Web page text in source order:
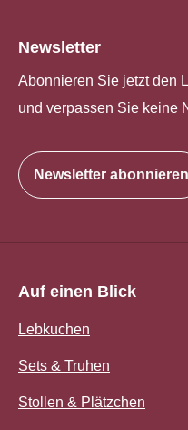
Newsletter
Abonnieren Sie jetzt den
und verpassen Sie keine
Newsletter abonnieren
Auf einen Blick
Lebkuchen
Sets & Truhen
Stollen & Plätzchen